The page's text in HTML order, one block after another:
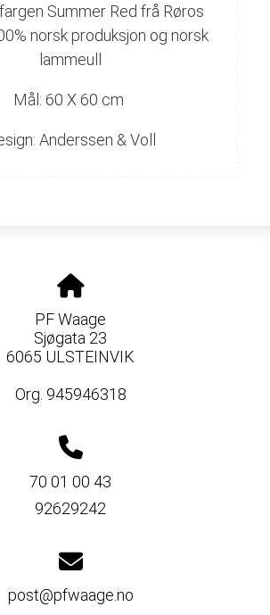
Summer Red frå Røros
norsk produksjon og norsk
lammeull
Mål: 60 X 60 cm
Anderssen & Voll
PF Waage
Sjøgata 23
6065 ULSTEINVIK
Org. 945946318
70 01 00 43
92629242
post@pfwaage.no